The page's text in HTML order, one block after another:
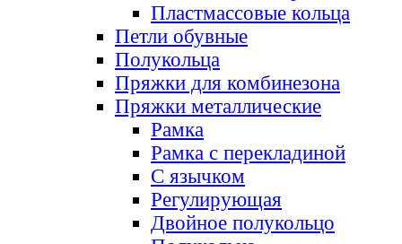
Пластмассовые кольца
Петли обувные
Полукольца
Пряжки для комбинезона
Пряжки металлические
Рамка
Рамка с перекладиной
С язычком
Регулирующая
Двойное полукольцо